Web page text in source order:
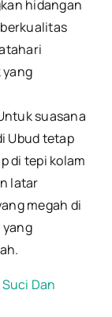
hidangan
yang
suasana
Ubud tetap
di tepi kolam
latar
megah di
yang
Dan